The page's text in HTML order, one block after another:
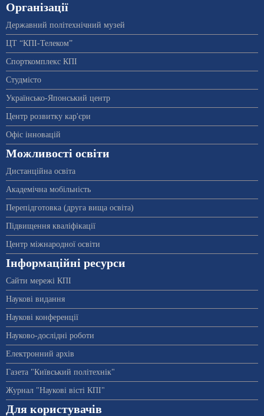
Організації
Державний політехнічний музей
ЦТ “КПІ-Телеком”
Спорткомплекс КПІ
Студмісто
Українсько-Японський центр
Центр розвитку кар'єри
Офіс інновацій
Можливості освіти
Дистанційна освіта
Академічна мобільність
Перепідготовка (друга вища освіта)
Підвищення кваліфікації
Центр міжнародної освіти
Інформаційні ресурси
Сайти мережі КПІ
Наукові видання
Наукові конференції
Науково-дослідні роботи
Електронний архів
Газета "Київський політехнік"
Журнал "Наукові вісті КПІ"
Для користувачів